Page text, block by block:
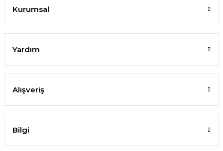
Kurumsal
Yardım
Alışveriş
Bilgi